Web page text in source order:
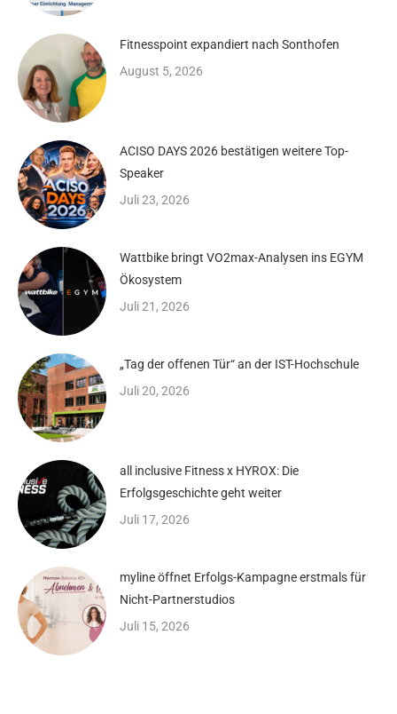
Fitnesspoint expandiert nach Sonthofen
August 5, 2026
ACISO DAYS 2026 bestätigen weitere Top-
Speaker
Juli 23, 2026
Wattbike bringt VO2max-Analysen ins EGYM
Ökosystem
Juli 21, 2026
„Tag der offenen Tür“ an der IST-Hochschule
Juli 20, 2026
all inclusive Fitness x HYROX: Die
Erfolgsgeschichte geht weiter
Juli 17, 2026
myline öffnet Erfolgs-Kampagne erstmals für
Nicht-Partnerstudios
Juli 15, 2026